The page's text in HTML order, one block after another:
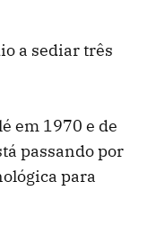
a sediar três
em 1970 e de
passando por
para